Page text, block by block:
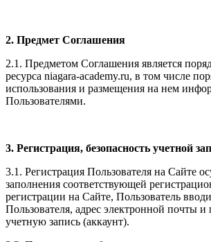
2. Предмет Соглашения
2.1. Предметом Соглашения является
ресурса niagara-academy.ru, в том числе
использования и размещения на нем
Пользователями.
3. Регистрация, безопасность учетной
3.1. Регистрация Пользователя на Сайте
заполнения соответствующей
регистрации на Сайте, Пользователь
Пользователя, адрес электронной почты и
учетную запись (аккаунт).